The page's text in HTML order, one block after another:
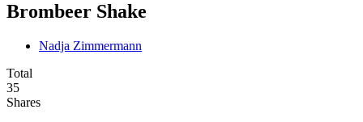
Brombeer Shake
Nadja Zimmermann
Total
35
Shares